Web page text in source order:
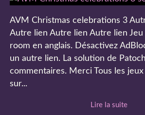
AVM Christmas celebrations 3
Autre lien Autre lien Autre lien Jeu
room en anglais. Désactivez
un autre lien. La solution de
commentaires. Merci Tous les
sur...
Lire la suite